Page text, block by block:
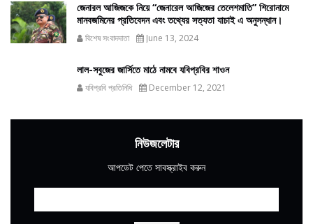
জেনারল আজিজকে নিয়ে “জেনারেল আজিজের তেলেশমাতি” শিরোনামে
মানবজমিনের প্রতিবেদন এবং তথ্যের সত্যতা যাচাই এ অনুসন্ধান।
বিশেষ সংবাদদাতা June 13, 2024
লাল-সবুজের জার্সিতে মাঠে নামবে যবিপ্রবির শাওন
যবিপ্রবি প্রতিনিধি December 12, 2021
নিউজলেটার
আপডেট পেতে সাবস্ক্রাইব করুন